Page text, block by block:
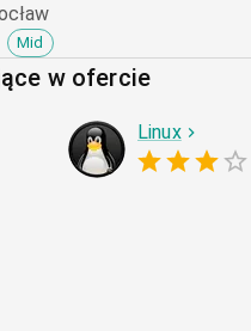
Mid
w ofercie
Linux